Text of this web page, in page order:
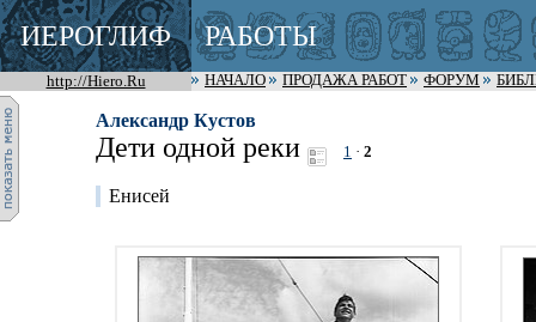
ИЕРОГЛИФ РАБОТЫ
http://Hiero.Ru НАЧАЛО ПРОДАЖА РАБОТ ФОРУМ
Александр Кустов
Дети одной реки 1 · 2
Енисей